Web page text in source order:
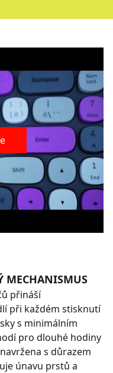
MECHANISMUS
přináší
při každém stisknutí
s minimálním
pro dlouhé hodiny
s důrazem
únavu prstů a